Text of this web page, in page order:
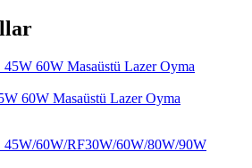
60W Masaüstü Lazer Oyma